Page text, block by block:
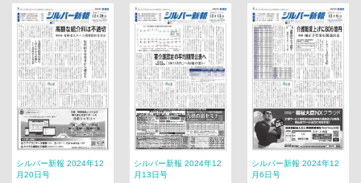
シルバー新報 2024年12
月20日号
シルバー新報 2024年12
月13日号
シルバー新報 2024年12
月6日号